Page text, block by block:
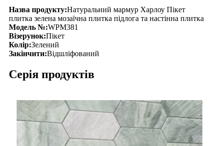
Назва продукту:Натуральний мармур Харлоу Пікет
плитка зелена мозаїчна плитка підлога та настінна плитка
Модель №:WPM381
Візерунок:Пікет
Колір:Зелений
Закінчити:Відшліфований
Серія продуктів